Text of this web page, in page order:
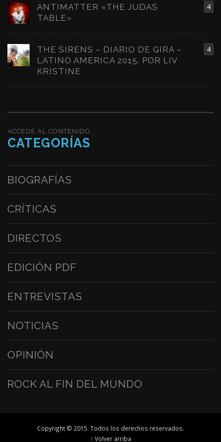
4
ANTIMATTER «THE JUDAS
TABLE»
4
THE SIRENS – DIARIO DE GIRA –
LATINO AMERICA 2015. POR LIV
KRISTINE
ACCEDE AL CONTENIDO
CATEGORÍAS
BIOGRAFÍAS
CRÍTICAS
DIRECTOS
EDICIÓN PDF
ENTREVISTAS
NOTICIAS
OPINIÓN
ROCK AL FIN DEL MUNDO
Copyright © 2015. Todos los derechos reservados.
↑ Volver arriba